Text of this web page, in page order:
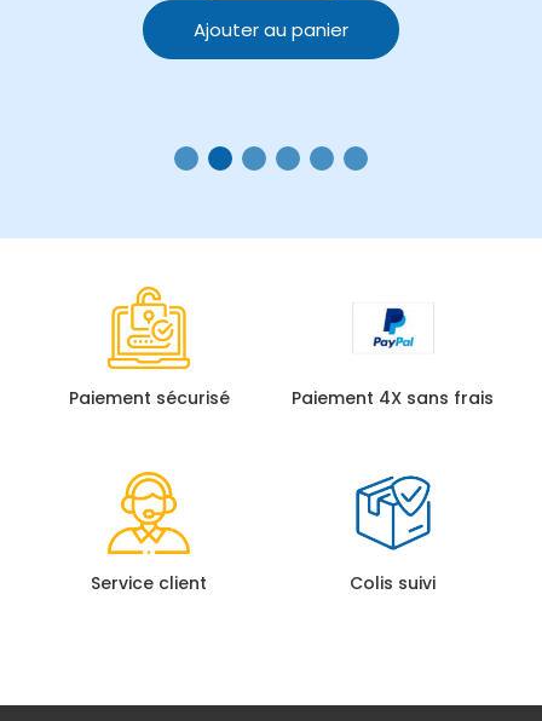
Ajouter au panier
Paiement sécurisé Paiement 4X sans frais
Service client Colis suivi